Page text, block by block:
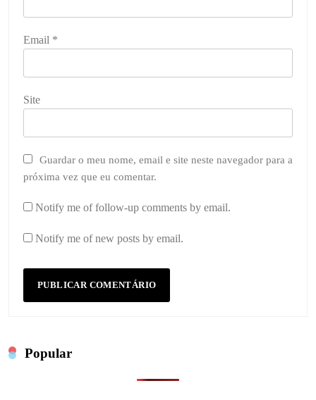
Email *
Site
Guardar o meu nome, email e site neste navegador para a
próxima vez que eu comentar.
Notify me of follow-up comments by email.
Notify me of new posts by email.
Popular